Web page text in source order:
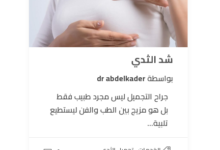
شد الثدي
بواسطةdr abdelkader
جراح التجميل ليس مجرد طبيب فقط
بل هو مزيج بين الطب والفن ليستطيع
تلبية...